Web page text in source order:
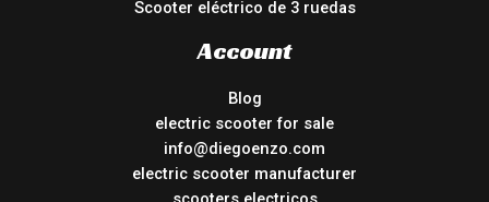
Scooter eléctrico de 3 ruedas
Account
Blog
electric scooter for sale
info@diegoenzo.com
electric scooter manufacturer